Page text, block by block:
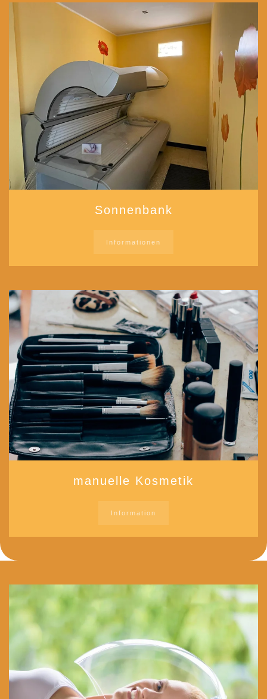
Sonnenbank
Informationen
manuelle Kosmetik
Information